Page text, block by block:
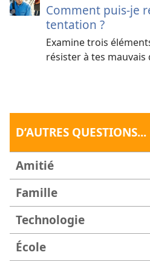
Comment puis-je
tentation ?
Examine trois
résister à tes mauvais
D’AUTRES QUESTIONS...
Amitié
Famille
Technologie
École